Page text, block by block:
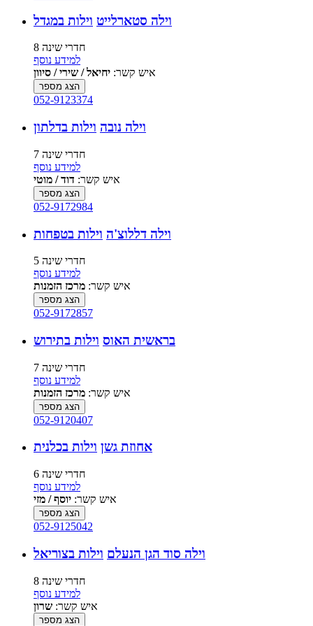
וילה סטארלייט וילות במגדל
8 חדרי שינה
למידע נוסף
איש קשר: יחיאל / שירי / סיוון
הצג מספר
052-9123374
וילה נובה וילות בדלתון
7 חדרי שינה
למידע נוסף
איש קשר: דוד / מוטי
הצג מספר
052-9172984
וילה דללוצ'ה וילות בטפחות
5 חדרי שינה
למידע נוסף
איש קשר: מרכז הזמנות
הצג מספר
052-9172857
בראשית האוס וילות בתירוש
7 חדרי שינה
למידע נוסף
איש קשר: מרכז הזמנות
הצג מספר
052-9120407
אחוזת גשן וילות בכלנית
6 חדרי שינה
למידע נוסף
איש קשר: יוסף / מזי
הצג מספר
052-9125042
וילה סוד הגן הנעלם וילות בצוריאל
8 חדרי שינה
למידע נוסף
איש קשר: שרון
הצג מספר